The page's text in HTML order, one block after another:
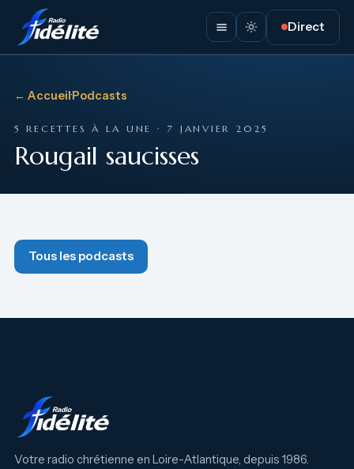
Direct
← Accueil·Podcasts
5 RECETTES À LA UNE · 7 JANVIER 2025
Rougail saucisses
Tous les podcasts
Votre radio chrétienne en Loire-Atlantique, depuis 1986.